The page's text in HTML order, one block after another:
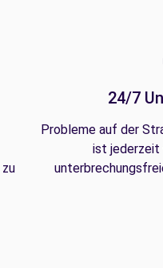
24/7
Probleme auf der
ist jederzeit